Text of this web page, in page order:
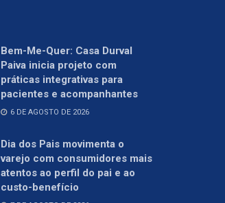
Bem-Me-Quer: Casa Durval
Paiva inicia projeto com
práticas integrativas para
pacientes e acompanhantes
6 DE AGOSTO DE 2026
Dia dos Pais movimenta o
varejo com consumidores mais
atentos ao perfil do pai e ao
custo-benefício